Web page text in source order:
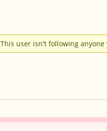
This user isn't following anyone